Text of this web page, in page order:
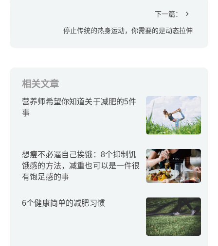
下一篇：
停止传统的热身运动，你需要的是动态拉伸
相关文章
营养师希望你知道关于减肥的5件
事
想瘦不必逼自己挨饿：8个抑制饥
饿感的方法，减重也可以是一件很
有饱足感的事
6个健康简单的减肥习惯